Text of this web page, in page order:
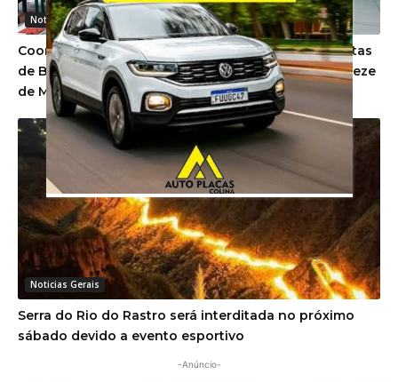
Noticias Gerais
Coorsel investe em projeto social com aulas gratuitas
de Beach Tennis e Futevôlei para estudantes de Treze
de Maio
Noticias Gerais
Serra do Rio do Rastro será interditada no próximo
sábado devido a evento esportivo
-Anúncio-